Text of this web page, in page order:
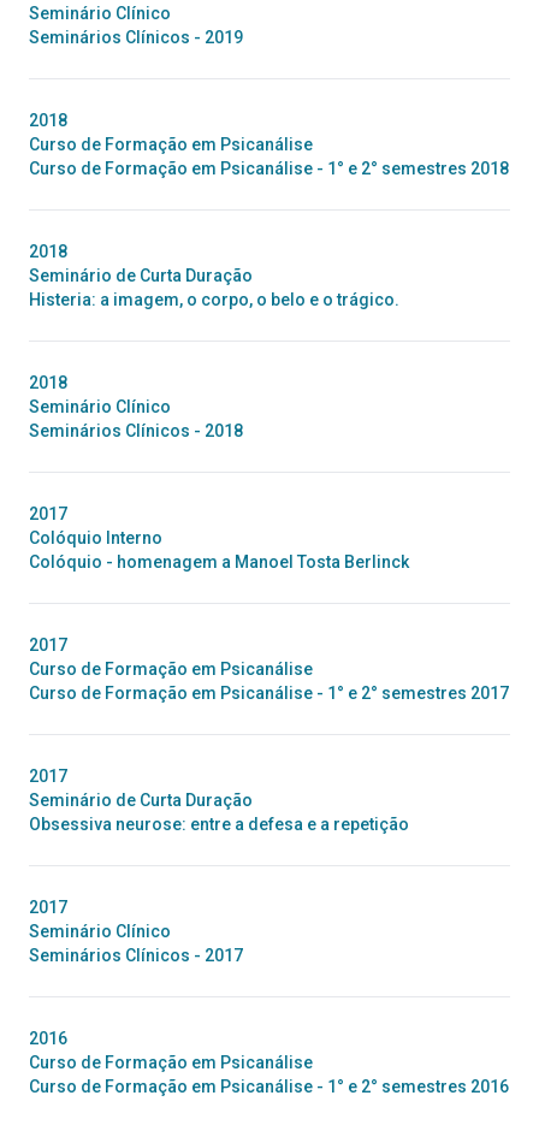
Seminário Clínico
Seminários Clínicos - 2019
2018
Curso de Formação em Psicanálise
Curso de Formação em Psicanálise - 1° e 2° semestres 2018
2018
Seminário de Curta Duração
Histeria: a imagem, o corpo, o belo e o trágico.
2018
Seminário Clínico
Seminários Clínicos - 2018
2017
Colóquio Interno
Colóquio - homenagem a Manoel Tosta Berlinck
2017
Curso de Formação em Psicanálise
Curso de Formação em Psicanálise - 1° e 2° semestres 2017
2017
Seminário de Curta Duração
Obsessiva neurose: entre a defesa e a repetição
2017
Seminário Clínico
Seminários Clínicos - 2017
2016
Curso de Formação em Psicanálise
Curso de Formação em Psicanálise - 1° e 2° semestres 2016